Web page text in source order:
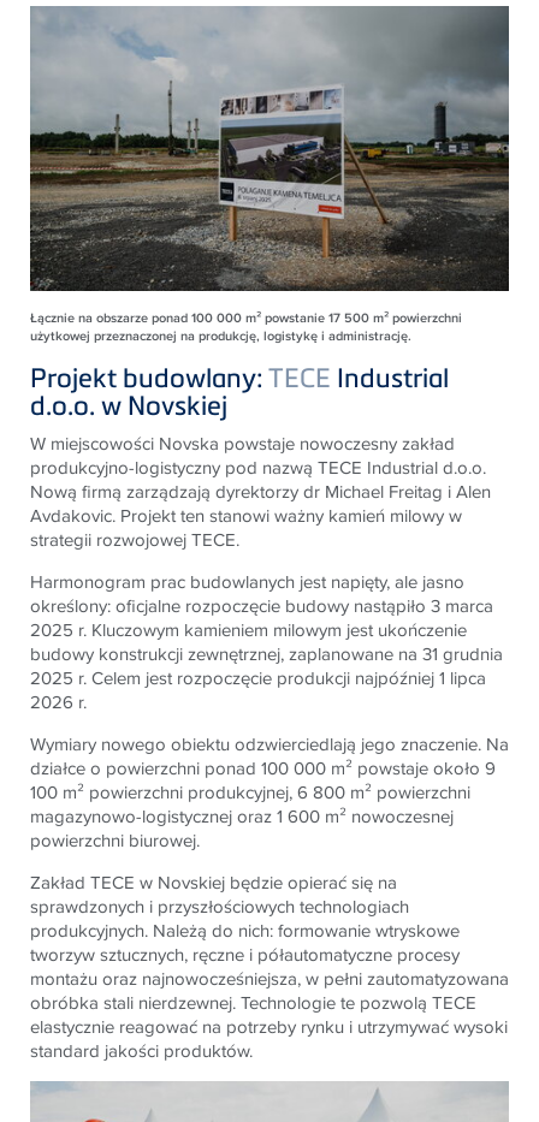
Łącznie na obszarze ponad 100 000 m² powstanie 17 500 m² powierzchni
użytkowej przeznaczonej na produkcję, logistykę i administrację.
Projekt budowlany: TECE Industrial
d.o.o. w Novskiej
W miejscowości Novska powstaje nowoczesny zakład
produkcyjno-logistyczny pod nazwą TECE Industrial d.o.o.
Nową firmą zarządzają dyrektorzy dr Michael Freitag i Alen
Avdakovic. Projekt ten stanowi ważny kamień milowy w
strategii rozwojowejTECE.
Harmonogram prac budowlanych jest napięty, ale jasno
określony: oficjalne rozpoczęcie budowy nastąpiło 3 marca
2025 r. Kluczowym kamieniem milowym jest ukończenie
budowy konstrukcji zewnętrznej, zaplanowane na 31 grudnia
2025 r. Celem jest rozpoczęcie produkcji najpóźniej 1 lipca
2026 r.
Wymiary nowego obiektu odzwierciedlają jego znaczenie. Na
działce o powierzchni ponad 100 000 m² powstaje około 9
100 m² powierzchni produkcyjnej, 6 800 m² powierzchni
magazynowo-logistycznej oraz 1 600 m² nowoczesnej
powierzchni biurowej.
Zakład TECE w Novskiej będzie opierać się na
sprawdzonych i przyszłościowych technologiach
produkcyjnych. Należą do nich: formowanie wtryskowe
tworzyw sztucznych, ręczne i półautomatyczne procesy
montażu oraz najnowocześniejsza, w pełni zautomatyzowana
obróbka stali nierdzewnej. Technologie te pozwolą TECE
elastycznie reagować na potrzeby rynku i utrzymywać wysoki
standard jakości produktów.